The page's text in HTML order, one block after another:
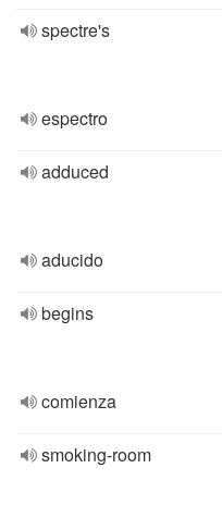
spectre's
espectro
adduced
aducido
begins
comienza
smoking-room